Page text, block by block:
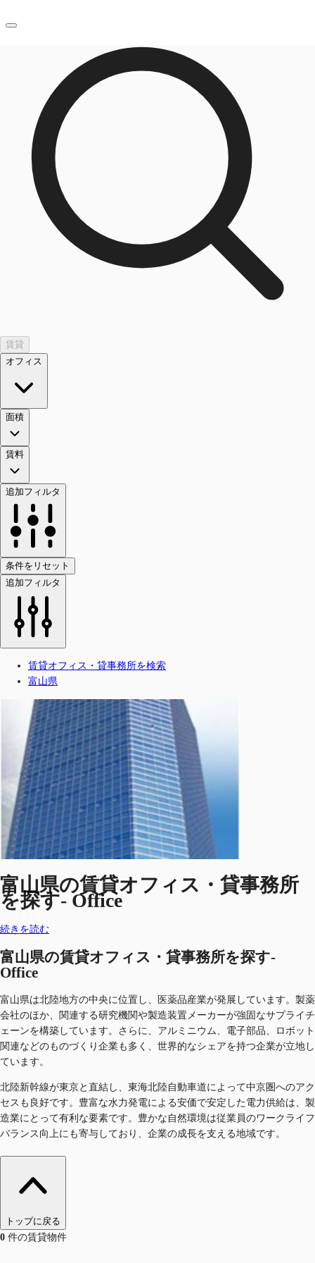
オフィス・事務所
倉庫・物流センター
地図検索
記事
仲介会社様はこちらへ
お気に入り
お電話
賃貸
オフィス
面積
賃料
追加フィルタ
条件をリセット
追加フィルタ
賃貸オフィス・貸事務所を検索
富山県
富山県の賃貸オフィス・貸事務所
を探す- Office
続きを読む
富山県の賃貸オフィス・貸事務所を探す-
Office
富山県は北陸地方の中央に位置し、医薬品産業が発展しています。製薬
会社のほか、関連する研究機関や製造装置メーカーが強固なサプライチ
ェーンを構築しています。さらに、アルミニウム、電子部品、ロボット
関連などのものづくり企業も多く、世界的なシェアを持つ企業が立地し
ています。
北陸新幹線が東京と直結し、東海北陸自動車道によって中京圏へのアク
セスも良好です。豊富な水力発電による安価で安定した電力供給は、製
造業にとって有利な要素です。豊かな自然環境は従業員のワークライフ
バランス向上にも寄与しており、企業の成長を支える地域です。
トップに戻る
0 件の賃貸物件